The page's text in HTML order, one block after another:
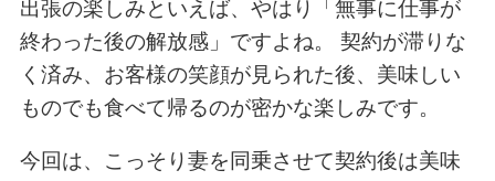
出張の楽しみといえば、やはり「無事に仕事が
終わった後の解放感」ですよね。 契約が滞りな
く済み、お客様の笑顔が見られた後、美味しい
ものでも食べて帰るのが密かな楽しみです。
今回は、こっそり妻を同乗させて契約後は美味